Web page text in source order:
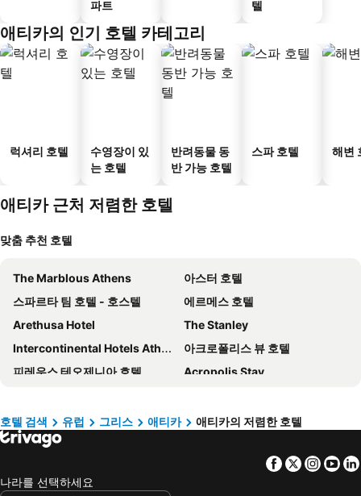
파트
텔
애티카의 인기 호텔 카테고리
럭셔리 호텔
수영장이 있
는 호텔
반려동물 동
반 가능 호텔
스파 호텔 해변
애티카 근처 저렴한 호텔
맞춤 추천 호텔
The Marblous Athens
아스터 호텔
스파르타 팀 호텔 - 호스텔
에르메스 호텔
Arethusa Hotel
The Stanley
Intercontinental Hotels Athenaeum Athens By Ihg
아크로폴리스 뷰 호텔
피레우스 테오제니아 호텔
Acropolis Stay
Grand Hyatt Athens
International Atene Hotel
The Athens Gate Hotel
아테네 아트리움 호텔 & 스위트
The Park Hotel Piraeus
호텔 검색 유럽 그리스 애티카 애티카의 저렴한 호텔
Facebook
Twitter
나라를 선택하세요